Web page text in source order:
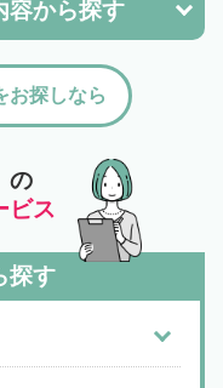
容から探す
の
ビス
お探しなら
探す